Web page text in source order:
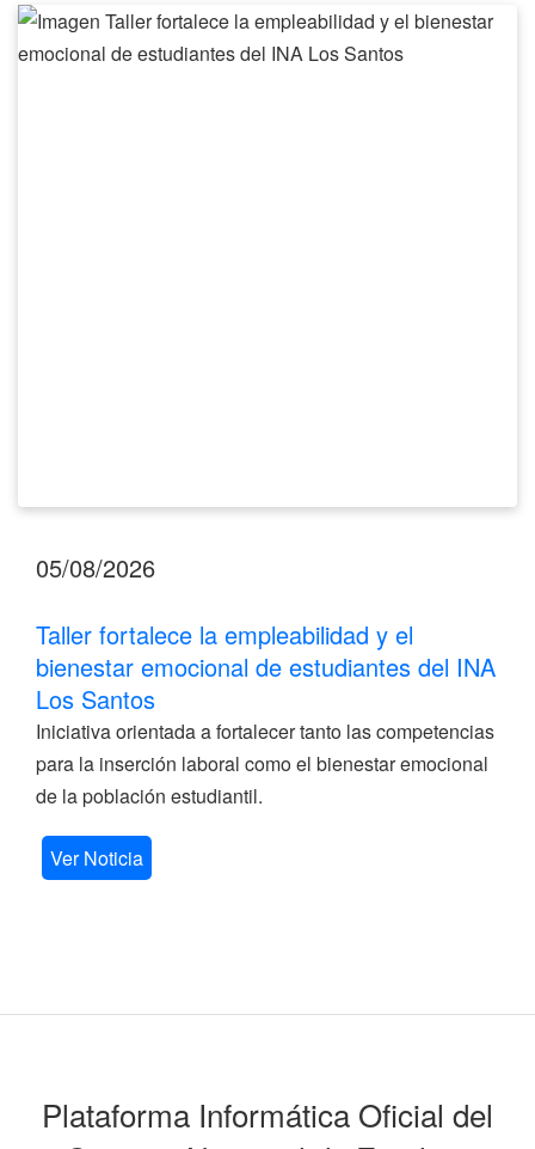
Taller
fortalece
05/08/2026
Taller fortalece la empleabilidad y el
bienestar emocional de estudiantes del INA
Los Santos
Iniciativa orientada a fortalecer tanto las competencias
para la inserción laboral como el bienestar emocional
de la población estudiantil.
Ver Noticia
Plataforma Informática Oficial del